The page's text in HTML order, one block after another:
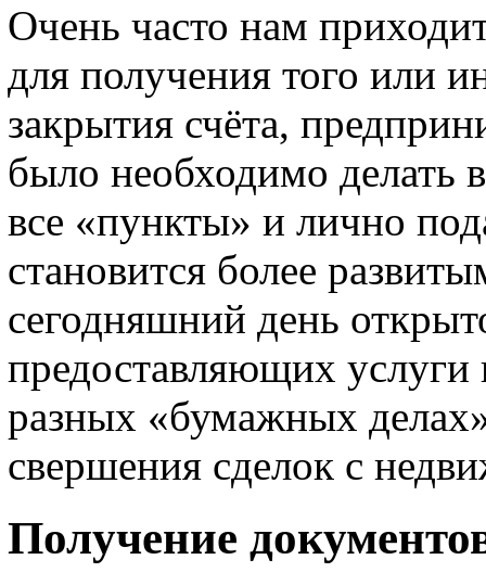
Очень часто нам
для получения того или
закрытия счёта,
было необходимо делать
все «пункты» и лично
становится более
сегодняшний день
предоставляющих
разных «бумажных
свершения сделок с
Получение